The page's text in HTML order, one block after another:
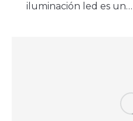
iluminación led es un…